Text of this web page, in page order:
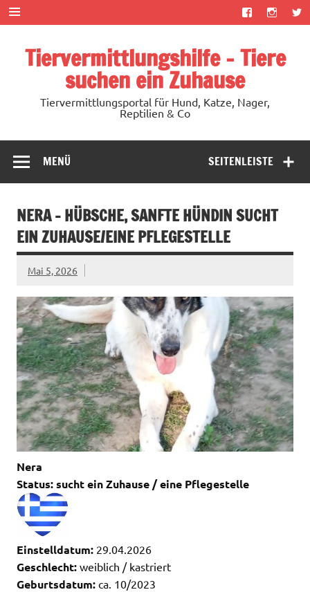
Zum
Inhalt
springen
Tiervermittlungshilfe – Tiere
suchen ein Zuhause
Tiervermittlungsportal für Hund, Katze, Nager,
Reptilien & Co
SEITENLEISTE
MENÜ
NERA – HÜBSCHE, SANFTE HÜNDIN SUCHT
EIN ZUHAUSE/EINE PFLEGESTELLE
Mai 5, 2026
Nera
Status: sucht ein Zuhause / eine Pflegestelle
Einstelldatum: 29.04.2026
Geschlecht: weiblich / kastriert
Geburtsdatum: ca. 10/2023